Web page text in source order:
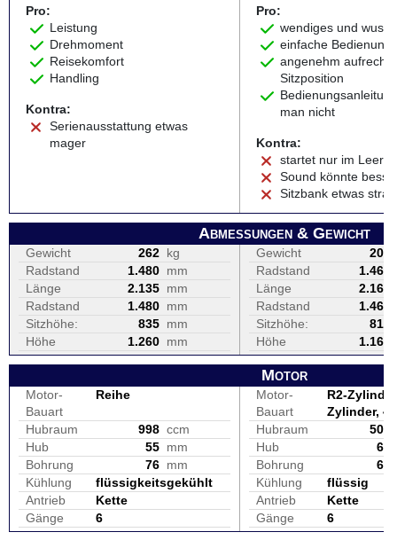
Pro:
Leistung
Drehmoment
Reisekomfort
Handling
Kontra:
Serienausstattung etwas
mager
Pro:
wendiges und
einfache Bedienung
angenehm aufrechte
Sitzposition
man nicht
Kontra:
startet nur im
Sound könnte
Sitzbank etwas straff
Abmessungen & Gewicht
Gewicht 262 kg
Radstand
1.480 mm
Länge
2.135 mm
Radstand
1.480 mm
Sitzhöhe:
835 mm
Höhe
1.260 mm
Gewicht
207
Radstand
1.460
Länge
2.160
Radstand
1.460
Sitzhöhe:
815
Höhe
1.160
Motor
Motor-
Bauart
Reihe
Hubraum 998 ccm
Hub
55 mm
Bohrung
76 mm
Kühlung
flüssigkeitsgekühlt
Antrieb
Kette
Gänge
6
Motor-
Bauart
R2-
Zylinder, 4-
Hubraum
500
Hub
67
Bohrung
69
Kühlung
flüssig
Antrieb
Kette
Gänge
6